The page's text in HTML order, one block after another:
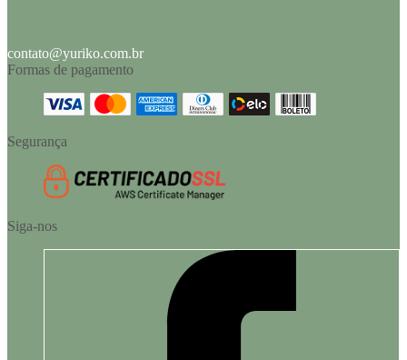
contato@yuriko.com.br
Formas de pagamento
Segurança
Siga-nos